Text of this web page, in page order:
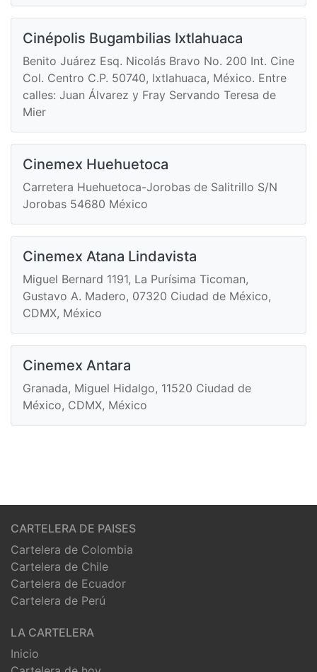
Cinépolis Bugambilias Ixtlahuaca
Benito Juárez Esq. Nicolás Bravo No. 200 Int. Cine
Col. Centro C.P. 50740, Ixtlahuaca, México. Entre
calles: Juan Álvarez y Fray Servando Teresa de
Mier
Cinemex Huehuetoca
Carretera Huehuetoca-Jorobas de Salitrillo S/N
Jorobas 54680 México
Cinemex Atana Lindavista
Miguel Bernard 1191, La Purísima Ticoman,
Gustavo A. Madero, 07320 Ciudad de México,
CDMX, México
Cinemex Antara
Granada, Miguel Hidalgo, 11520 Ciudad de
México, CDMX, México
CARTELERA DE PAISES
Cartelera de Colombia
Cartelera de Chile
Cartelera de Ecuador
Cartelera de Perú
LA CARTELERA
Inicio